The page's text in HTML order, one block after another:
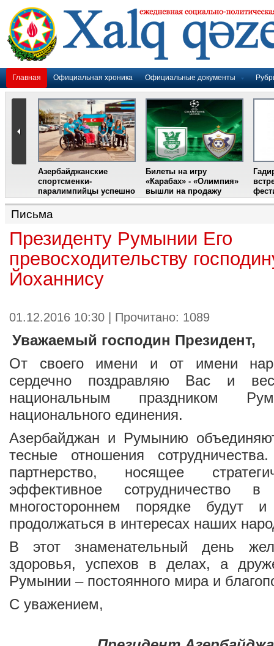
Главная Официальная хроника Официальные документы
Азербайджанские
спортсменки-
паралимпийцы успешно
выступили на III
Международном
фестивале парашютного
Билеты на игру
«Карабах» - «Олимпия»
вышли на продажу
Письма
Президенту Румынии Его
превосходительству
Йоханнису
01.12.2016 10:30 | Прочитано: 1089
Уважаемый господин Президент,
От своего имени и от имени
сердечно поздравляю Вас и
национальным праздником
национального единения.
Азербайджан и Румынию
тесные отношения
партнерство, носящее
эффективное сотрудничество
многостороннем порядке будут
продолжаться в интересах наших
В этот знаменательный день
здоровья, успехов в делах, а
Румынии – постоянного мира и
С уважением,